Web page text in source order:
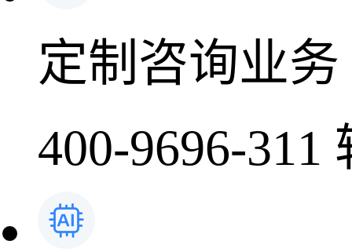
定制咨询业务
400-9696-311